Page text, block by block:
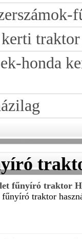
kerti traktor
honda
fűnyíró traktor
traktor